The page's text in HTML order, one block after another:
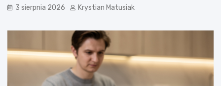
3 sierpnia 2026 Krystian Matusiak